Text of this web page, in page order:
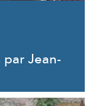
par Jean-